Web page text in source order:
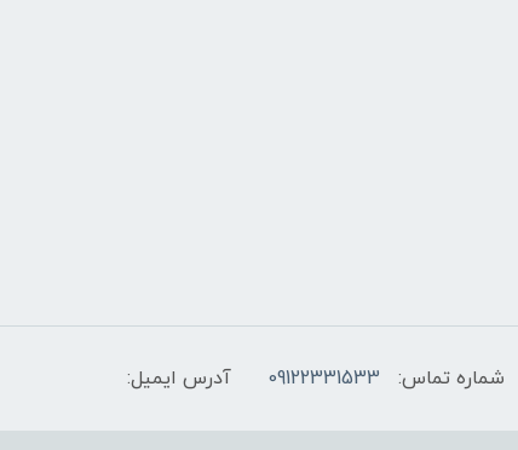
شماره تماس: 09122331533 آدرس ایمیل: